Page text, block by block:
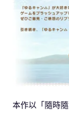
本作以「隨時